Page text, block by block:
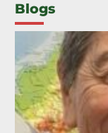
Blogs